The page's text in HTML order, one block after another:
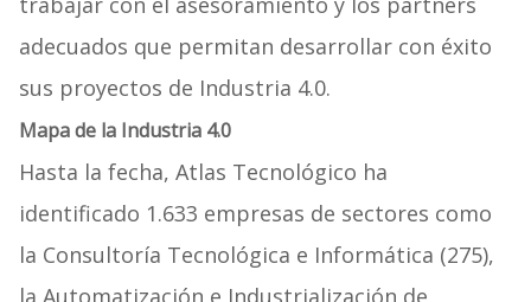
adecuados que permitan desarrollar con éxito
sus proyectos de Industria 4.0.
Mapa de la Industria 4.0
Hasta la fecha, Atlas Tecnológico ha
identificado 1.633 empresas de sectores como
la Consultoría Tecnológica e Informática (275),